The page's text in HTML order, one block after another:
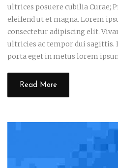
ultrices posuere cubilia Curae;
eleifend ut et magna. Lorem
consectetur adipiscing elit.
ultricies ac tempor dui sagittis.
porta eget in metus lorem
Read More